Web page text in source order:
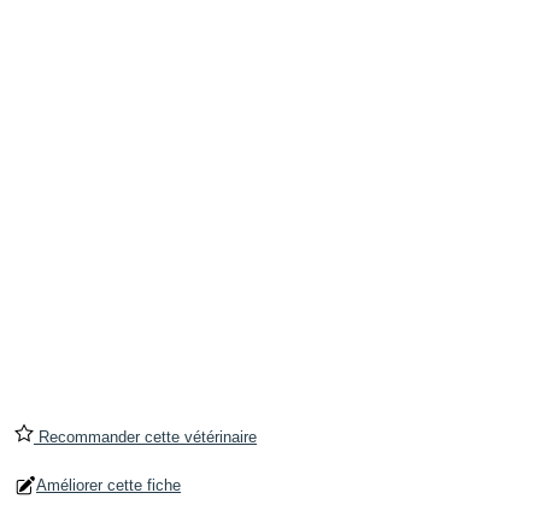
Recommander cette vétérinaire
Améliorer cette fiche